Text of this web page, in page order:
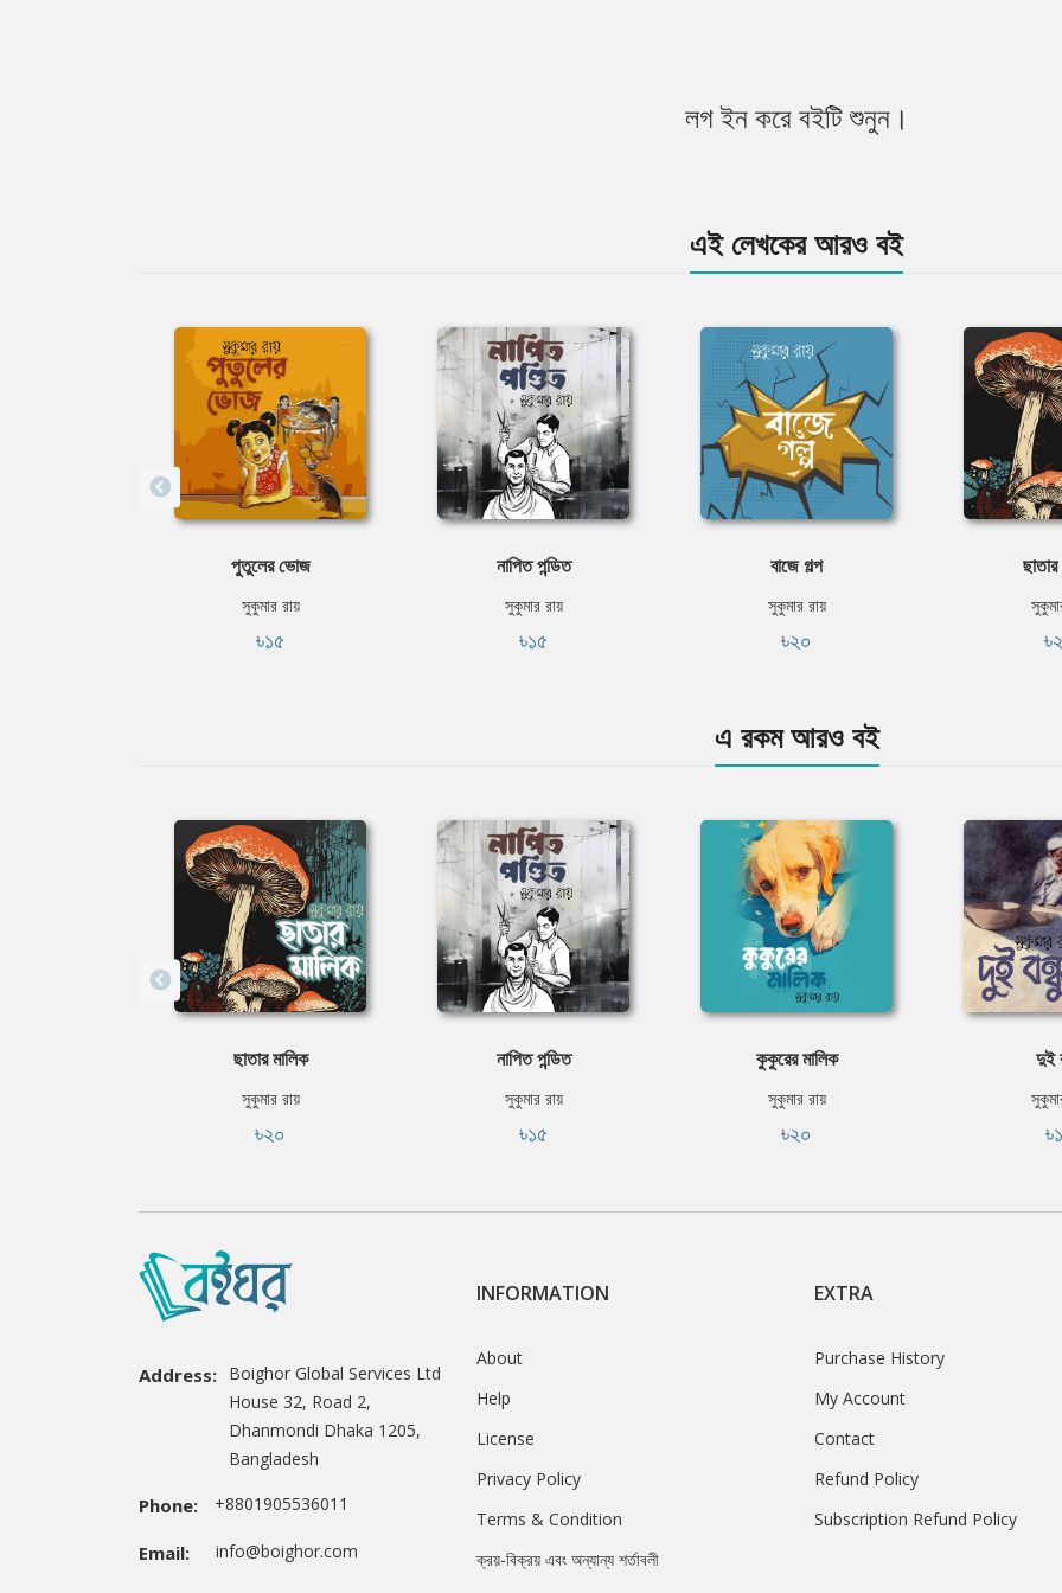
লগ ইন করে বইটি শুনুন।
এই লেখকের আরও বই
পুতুলের ভোজ
সুকুমার রায়
৳১৫
নাপিত পন্ডিত
সুকুমার রায়
৳১৫
বাজে গল্প
সুকুমার রায়
৳২০
এ রকম আরও বই
ছাতার মালিক
সুকুমার রায়
৳২০
নাপিত পন্ডিত
সুকুমার রায়
৳১৫
কুকুরের মালিক
সুকুমার রায়
৳২০
দুই
Address: Boighor Global Services Ltd
House 32, Road 2,
Dhanmondi Dhaka 1205,
Bangladesh
Phone: +8801905536011
Email: info@boighor.com
INFORMATION
About
Help
License
Privacy Policy
Terms & Condition
ক্রয়-বিক্রয় এবং অন্যান্য শর্তাবলী
EXTRA
Purchase History
My Account
Contact
Refund Policy
Subscription Refund Policy